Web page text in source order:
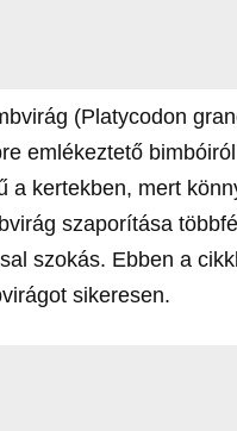
(Platycodon
emlékeztető
a kertekben, mert
szaporítása
szokás. Ebben a
sikeresen.